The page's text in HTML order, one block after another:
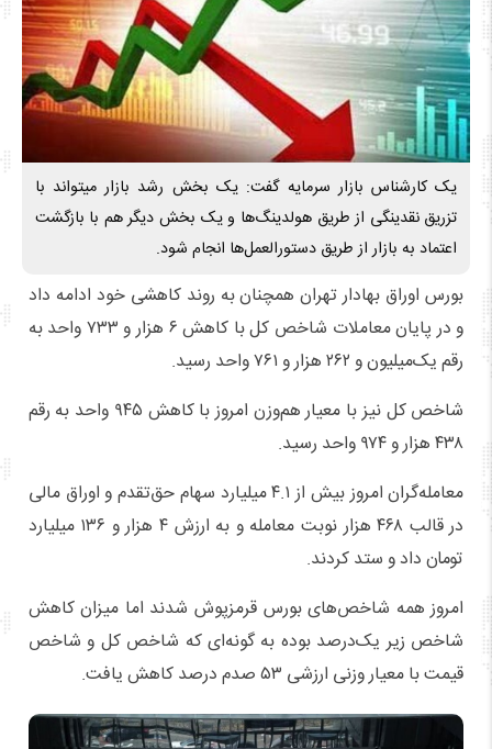
یک کارشناس بازار سرمایه گفت: یک بخش رشد بازار میتواند با
تزریق نقدینگی از طریق هولدینگ‌ها و یک بخش دیگر هم با بازگشت
اعتماد به بازار از طریق دستورالعمل‌ها انجام شود.
بورس اوراق بهادار تهران همچنان به روند کاهشی خود ادامه داد
و در پایان معاملات شاخص کل با کاهش ۶ هزار و ۷۳۳ واحد به
رقم یک‌میلیون و ۲۶۲ هزار و ۷۶۱ واحد رسید.
شاخص کل نیز با معیار هم‌وزن امروز با کاهش ۹۴۵ واحد به رقم
۴۳۸ هزار و ۹۷۴ واحد رسید.
معامله‌گران امروز بیش از ۴.۱ میلیارد سهام حق‌تقدم و اوراق مالی
در قالب ۴۶۸ هزار نوبت معامله و به ارزش ۴ هزار و ۱۳۶ میلیارد
تومان داد و ستد کردند.
امروز همه شاخص‌های بورس قرمزپوش شدند اما میزان کاهش
شاخص زیر یک‌درصد بوده به گونه‌ای که شاخص کل و شاخص
قیمت با معیار وزنی ارزشی ۵۳ صدم درصد کاهش یافت.